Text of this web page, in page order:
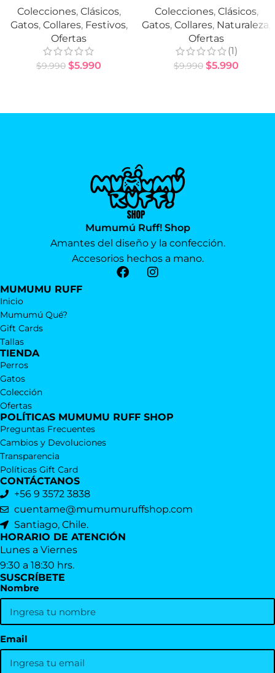
Colecciones, Clásicos,
Gatos, Collares, Festivos,
Ofertas
$9.990 $5.990
Colecciones, Clásicos,
Gatos, Collares, Naturaleza
Ofertas
(1)
$9.990 $5.990
Mumumú Ruff! Shop
Amantes del diseño y la confección.
Accesorios hechos a mano.
MUMUMU RUFF
Inicio
Mumumú Qué?
Gift Cards
Tallas
TIENDA
Perros
Gatos
Colección
Ofertas
POLÍTICAS MUMUMU RUFF SHOP
Preguntas Frecuentes
Cambios y Devoluciones
Transparencia
Políticas Gift Card
CONTÁCTANOS
+56 9 3572 3838
cuentame@mumumuruffshop.com
Santiago, Chile.
HORARIO DE ATENCIÓN
Lunes a Viernes
9:30 a 18:30 hrs.
SUSCRÍBETE
Nombre
Email